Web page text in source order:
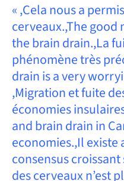
« ,Cela nous a
cerveaux.,The good
the brain drain.,La
phénomène très
drain is a very
,Migration et fuite
économies
and brain drain in
economies.,Il existe
consensus
des cerveaux n’est